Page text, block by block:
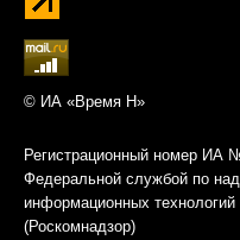
© ИА «Время Н»
Регистрационный номер ИА
Федеральной службой по
информационных
(Роскомнадзор)